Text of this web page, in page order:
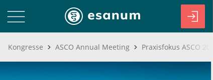
Kongresse ASCO Annual Meeting